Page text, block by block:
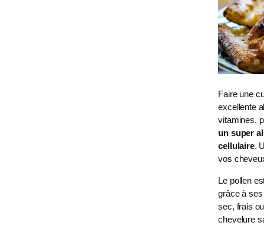
Faire une
excellente
vitamines,
un super
cellulaire.
vos
Le pollen
grâce à
sec, frais
chevelure